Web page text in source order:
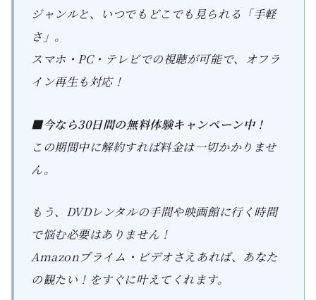
ジャンルと、いつでもどこでも見られる「手軽
さ」。
スマホ・PC・テレビでの視聴が可能で、オフラ
イン再生も対応！
■今なら30日間の無料体験キャンペーン中！
この期間中に解約すれば料金は一切かかりませ
ん。
もう、DVDレンタルの手間や映画館に行く時間
で悩む必要はありません！
Amazonプライム・ビデオさえあれば、あなた
の観たい！をすぐに叶えてくれます。